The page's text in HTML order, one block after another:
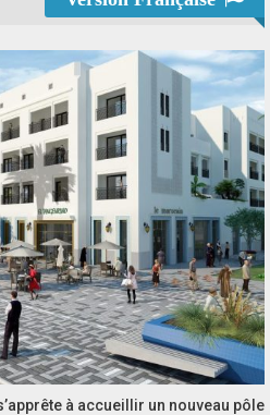
à accueillir un nouveau pôle…